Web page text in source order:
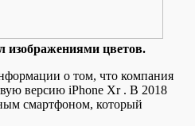
изображениями цветов.
о том, что компания
версию iPhone Xr . В 2018
смартфоном, который